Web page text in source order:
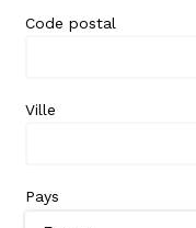
Code postal
Ville
Pays